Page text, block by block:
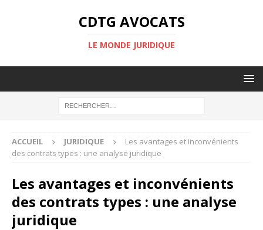
CDTG AVOCATS
LE MONDE JURIDIQUE
ACCUEIL JURIDIQUE
Les avantages et inconvénients
des contrats types : une analyse juridique
Les avantages et inconvénients
des contrats types : une analyse
juridique